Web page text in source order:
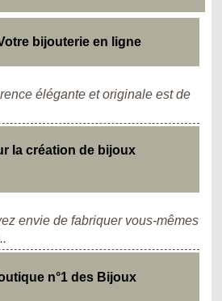
bijouterie en ligne
élégante et originale est de
la création de bijoux
envie de fabriquer vous-mêmes
n°1 des Bijoux